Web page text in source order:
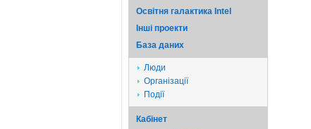
Освітня галактика Intel
Iншi проекти
База даних
Люди
Організації
Події
Кабінет